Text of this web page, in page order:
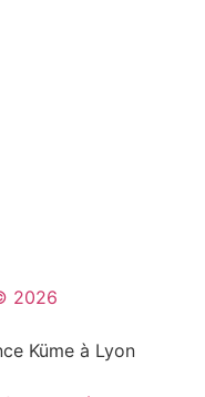
2026
Küme à Lyon